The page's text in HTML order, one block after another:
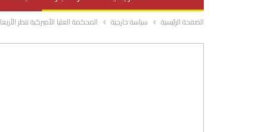
صحة وتغذية
المرأة والحياة الصفحة الرئيسية سياسة خارجية المحكمة العليا الأميركية تنظر